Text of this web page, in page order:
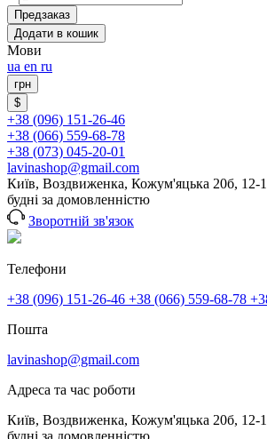
Предзаказ
Додати в кошик
Мови
ua en ru
грн
$
+38 (096) 151-26-46
+38 (066) 559-68-78
+38 (073) 045-20-01
lavinashop@gmail.com
Київ, Воздвиженка, Кожум'яцька 20б, 12-
будні за домовленністю
Зворотній зв'язок
Телефони
+38 (096) 151-26-46 +38 (066) 559-68-78
Пошта
lavinashop@gmail.com
Адреса та час роботи
Київ, Воздвиженка, Кожум'яцька 20б, 12-
будні за домовленністю